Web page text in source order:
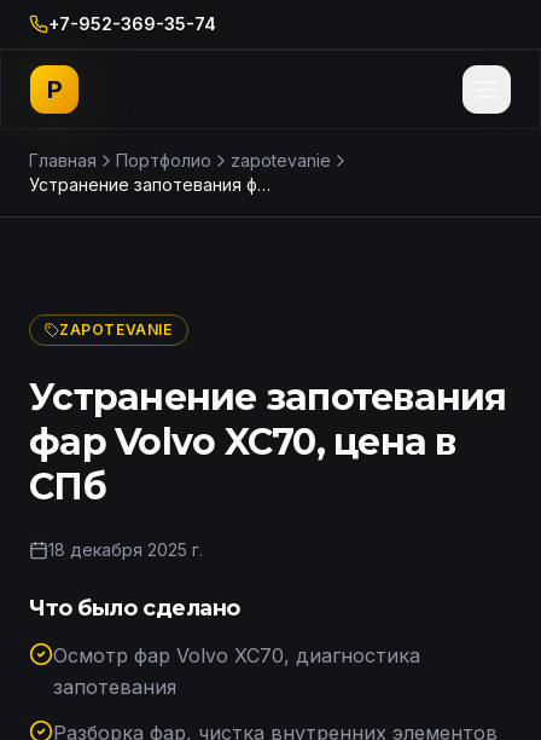
+7-952-369-35-74
P
Главная Портфолио
zapotevanie
Устранение запотевания фар Volvo XC70, цена в СПб
ZAPOTEVANIE
Устранение запотевания
фар Volvo XC70, цена в
СПб
18 декабря 2025 г.
Что было сделано
Осмотр фар Volvo XC70, диагностика
запотевания
Разборка фар, чистка внутренних элементов